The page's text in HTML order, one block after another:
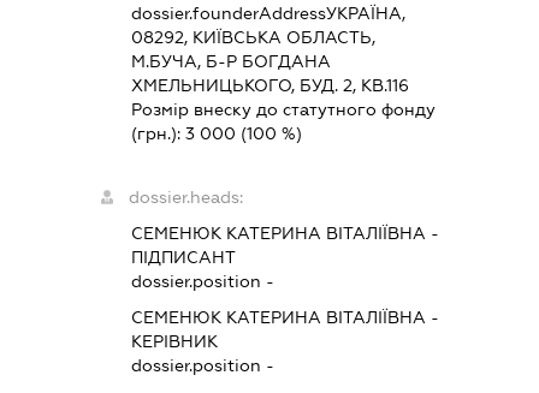
dossier.founderAddressУКРАЇНА,
08292, КИЇВСЬКА ОБЛАСТЬ,
М.БУЧА, Б-Р БОГДАНА
ХМЕЛЬНИЦЬКОГО, БУД. 2, КВ.116
Розмір внеску до статутного фонду
(грн.): 3 000 (100 %)
dossier.heads:
СЕМЕНЮК КАТЕРИНА ВІТАЛІЇВНА -
ПІДПИСАНТ
dossier.position -
СЕМЕНЮК КАТЕРИНА ВІТАЛІЇВНА -
КЕРІВНИК
dossier.position -